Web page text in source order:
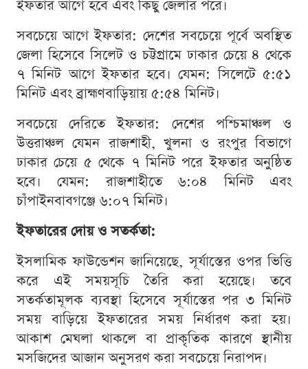
ইফতার আগে হবে এবং কিছু জেলার পরে।
সবচেয়ে আগে ইফতার: দেশের সবচেয়ে পূর্বে অবস্থিত
জেলা হিসেবে সিলেট ও চট্টগ্রামে ঢাকার চেয়ে ৪ থেকে
৭ মিনিট আগে ইফতার হবে। যেমন: সিলেটে ৫:৫১
মিনিট এবং ব্রাহ্মণবাড়িয়ায় ৫:৫৪ মিনিট।
সবচেয়ে দেরিতে ইফতার: দেশের পশ্চিমাঞ্চল ও
উত্তরাঞ্চল যেমন রাজশাহী, খুলনা ও রংপুর বিভাগে
ঢাকার চেয়ে ৫ থেকে ৭ মিনিট পরে ইফতার অনুষ্ঠিত
হবে। যেমন: রাজশাহীতে ৬:০৪ মিনিট এবং
চাঁপাইনবাবগঞ্জে ৬:০৭ মিনিট।
ইফতারের দোয় ও সতর্কতা:
ইসলামিক ফাউন্ডেশন জানিয়েছে, সূর্যাস্তের ওপর ভিত্তি
করে এই সময়সূচি তৈরি করা হয়েছে। তবে
সতর্কতামূলক ব্যবস্থা হিসেবে সূর্যাস্তের পর ৩ মিনিট
সময় বাড়িয়ে ইফতারের সময় নির্ধারণ করা হয়।
আকাশ মেঘলা থাকলে বা প্রাকৃতিক কারণে স্থানীয়
মসজিদের আজান অনুসরণ করা সবচেয়ে নিরাপদ।